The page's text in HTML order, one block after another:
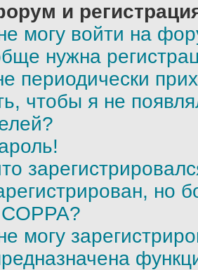
и
могу войти на
нужна
периодически
чтобы я не
но
могу